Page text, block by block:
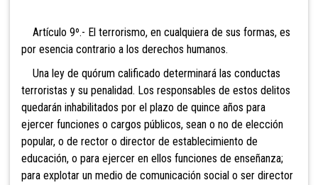
Artículo 9º.- El terrorismo, en cualquiera de sus formas, es
por esencia contrario a los derechos humanos.
Una ley de quórum calificado determinará las conductas
terroristas y su penalidad. Los responsables de estos delitos
quedarán inhabilitados por el plazo de quince años para
ejercer funciones o cargos públicos, sean o no de elección
popular, o de rector o director de establecimiento de
educación, o para ejercer en ellos funciones de enseñanza;
para explotar un medio de comunicación social o ser director